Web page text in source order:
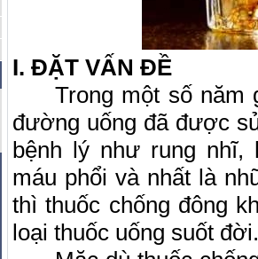
I. ĐẶT VẤN ĐỀ
Trong một số năm
đường uống đã được
bệnh lý như rung nhĩ,
máu phổi và nhất là
thì thuốc chống đông
loại thuốc uống suốt đời.